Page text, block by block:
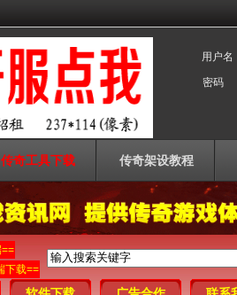
用户名
密码
传奇工具下载 传奇架设教程